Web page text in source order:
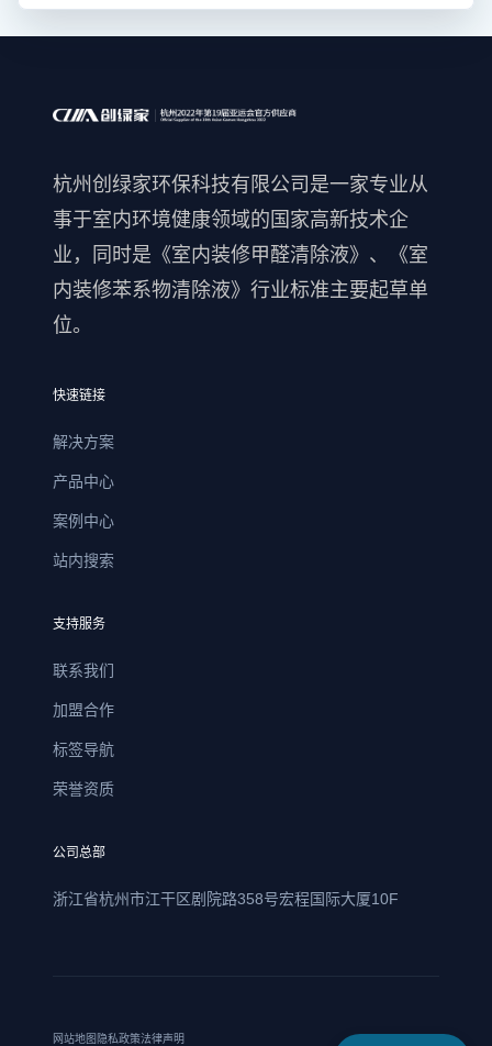
杭州创绿家环保科技有限公司是一家专业从
事于室内环境健康领域的国家高新技术企
业，同时是《室内装修甲醛清除液》、《室
内装修苯系物清除液》行业标准主要起草单
位。
快速链接
解决方案
产品中心
案例中心
站内搜索
支持服务
联系我们
加盟合作
标签导航
荣誉资质
公司总部
浙江省杭州市江干区剧院路358号宏程国际大厦10F
网站地图 隐私政策法律声明